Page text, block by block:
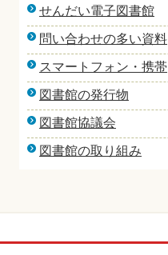
せんだい電子図書館
問い合わせの多い資料
スマートフォン・携帯
図書館の発行物
図書館協議会
図書館の取り組み